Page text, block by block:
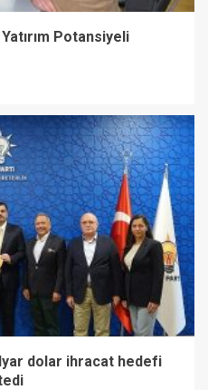
Potansiyeli
dolar ihracat hedefi